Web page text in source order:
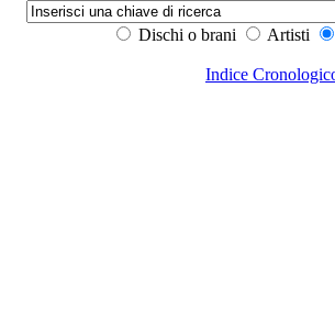
Dischi o brani Artisti
Indice